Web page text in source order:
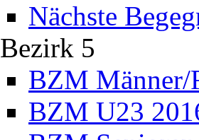
Nächste
Bezirk 5
BZM Männer/
BZM U23